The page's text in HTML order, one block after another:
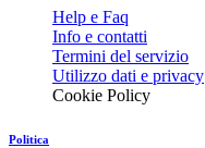
Help e Faq
Info e contatti
Termini del servizio
Utilizzo dati e privacy
Cookie Policy
Politica